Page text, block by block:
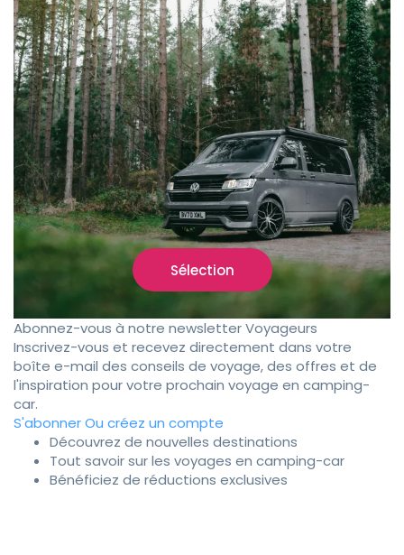
Sélection
Abonnez-vous à notre newsletter Voyageurs
Inscrivez-vous et recevez directement dans votre
boîte e-mail des conseils de voyage, des offres et de
l'inspiration pour votre prochain voyage en camping-
car.
S'abonnerOu créez un compte
Découvrez de nouvelles destinations
Tout savoir sur les voyages en camping-car
Bénéficiez de réductions exclusives